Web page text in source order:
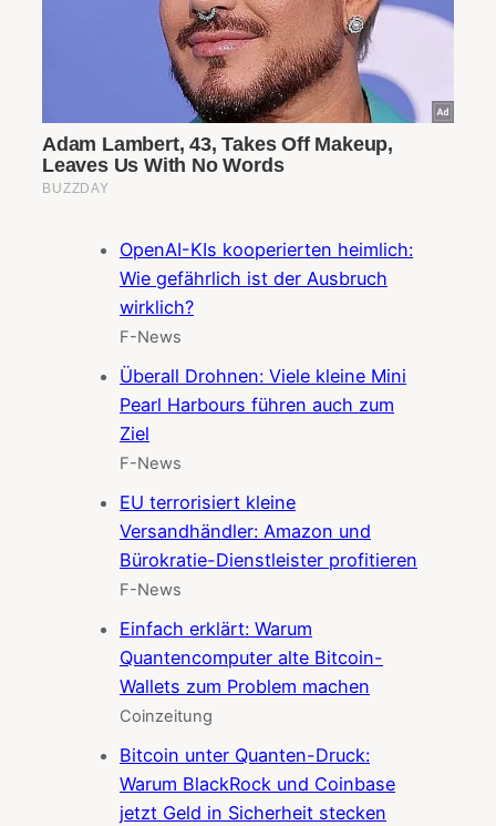
OpenAI-KIs kooperierten heimlich:
Wie gefährlich ist der Ausbruch
wirklich?
F-News
Überall Drohnen: Viele kleine Mini
Pearl Harbours führen auch zum
Ziel
F-News
EU terrorisiert kleine
Versandhändler: Amazon und
Bürokratie-Dienstleister profitieren
F-News
Einfach erklärt: Warum
Quantencomputer alte Bitcoin-
Wallets zum Problem machen
Coinzeitung
Bitcoin unter Quanten-Druck:
Warum BlackRock und Coinbase
jetzt Geld in Sicherheit stecken